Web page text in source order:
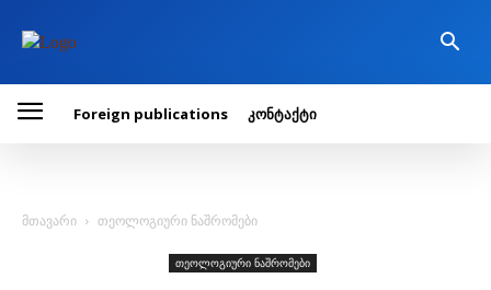
Foreign publications კონტაქტი
მთავარი თეოლოგიური ნაშრომები
თეოლოგიური ნაშრომები